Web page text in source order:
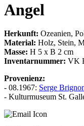
Angel
Herkunft: Ozeanien,
Material: Holz, Stein,
Masse: H 5 x B 2 cm
Inventarnummer: VK
Provenienz:
- 08.1967: Serge
- Kulturmuseum St.